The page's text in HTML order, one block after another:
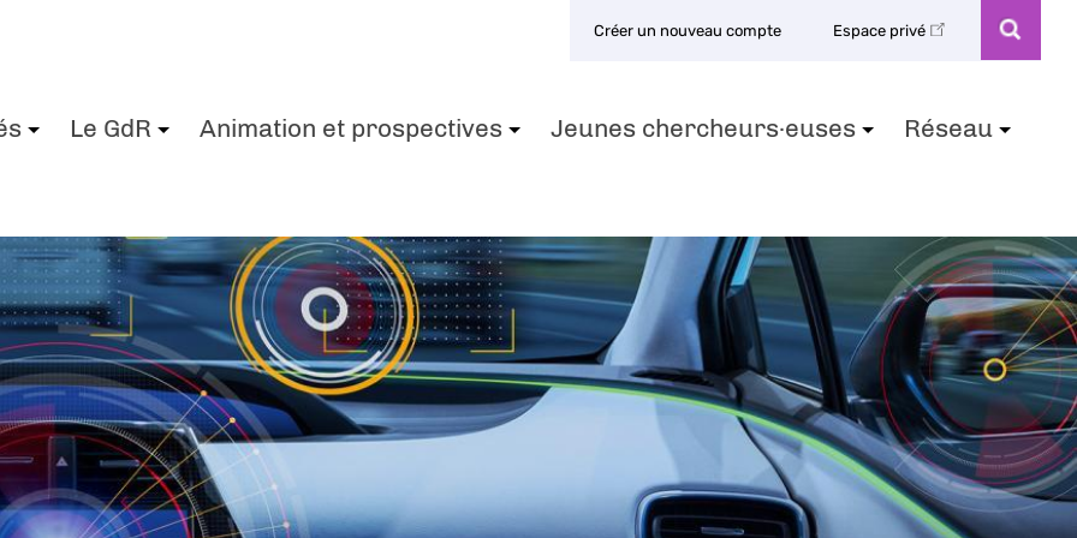
Créer un nouveau compte Espace privé
Le GdR Animation et prospectives Jeunes chercheurs·euses Réseau